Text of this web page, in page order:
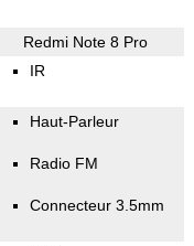
Redmi Note 8 Pro
IR
Haut-Parleur
Radio FM
Connecteur 3.5mm